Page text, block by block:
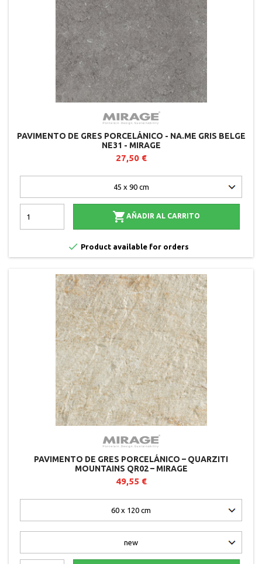
PAVIMENTO DE GRES PORCELÁNICO - NA.ME GRIS BELGE
NE31 - MIRAGE
27,50 €
 AÑADIR AL CARRITO
 Product available for orders
PAVIMENTO DE GRES PORCELÁNICO – QUARZITI
MOUNTAINS QR02 – MIRAGE
49,55 €